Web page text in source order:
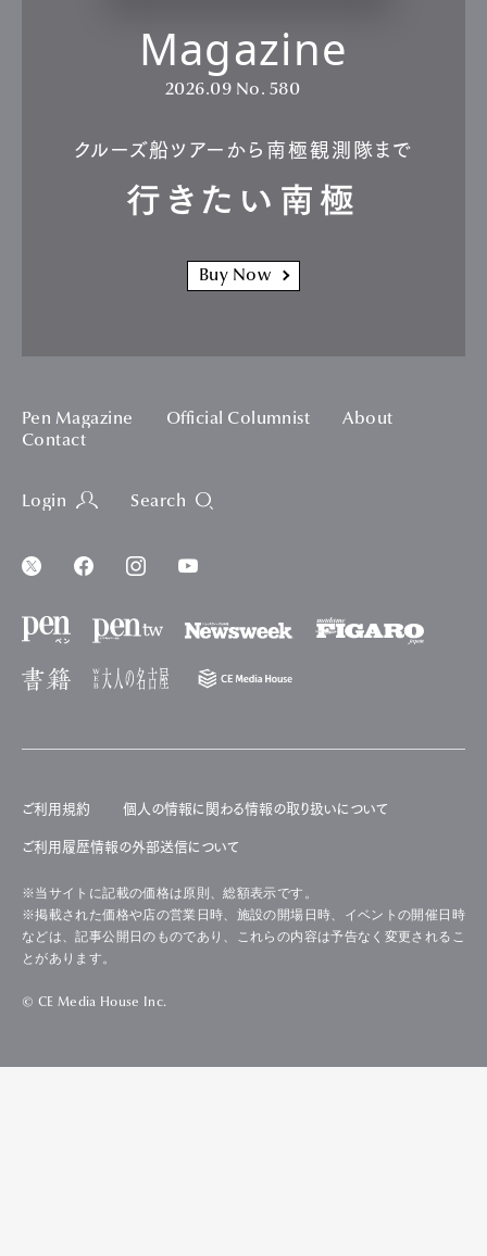
Magazine
2026.09 No. 580
クルーズ船ツアーから南極観測隊まで
行きたい南極
Buy Now
Pen Magazine Official Columnist
About
Contact
Login Search
ご利用規約 個人の情報に関わる情報の取り扱いについて
ご利用履歴情報の外部送信について
※当サイトに記載の価格は原則、総額表示です。
※掲載された価格や店の営業日時、施設の開場日時、イベントの開催日時
などは、記事公開日のものであり、これらの内容は予告なく変更されるこ
とがあります。
© CE Media House Inc.